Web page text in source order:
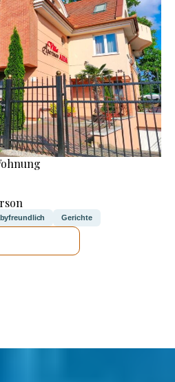
Gerichte